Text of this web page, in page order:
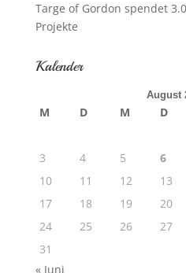
Targe of Gordon spendet
Projekte
Kalender
August
M D M D
3
4 5 6
10
11 12 13
17
18 19 20
24
25 26 27
31
« Juni